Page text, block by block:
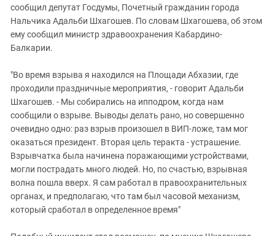
сообщил депутат Госдумы, Почетный гражданин города
Нальчика Адальби Шхагошев. По словам Шхагошева, об этом
ему сообщил министр здравоохранения Кабардино-
Балкарии.
"Во время взрыва я находился на Площади Абхазии, где
проходили праздничные мероприятия, - говорит Адальби
Шхагошев. - Мы собирались на ипподром, когда нам
сообщили о взрыве. Выводы делать рано, но совершенно
очевидно одно: раз взрыв произошел в ВИП-ложе, там мог
оказаться президент. Вторая цель теракта - устрашение.
Взрывчатка была начинена поражающими устройствами,
могли пострадать много людей. Но, по счастью, взрывная
волна пошла вверх. Я сам работал в правоохранительных
органах, и предполагаю, что там был часовой механизм,
который сработал в определенное время"